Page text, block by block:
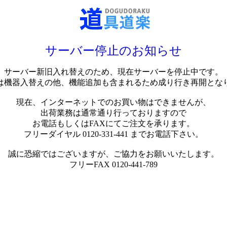
サーバー停止のお知らせ
サーバー新旧入れ替えのため、現在サーバーを停止中です。
機器入替えの他、機能追加も含まれるため成り行き再開とな
現在、インターネットでのお買い物はできませんが、
出荷業務は通常通り行っておりますので
お電話もしくはFAXにてご注文を承ります。
フリーダイヤル 0120-331-441 までお電話下さい。
誠に恐縮ではございますが、ご協力をお願いいたします。
フリーFAX 0120-441-789